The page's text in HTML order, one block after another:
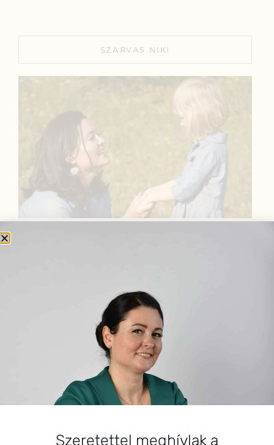
SZARVAS NIKI
Küldetésem a gyógynövények hatékony
alkalmazásának oktatása, a gyermekek, a nők és a
férfiak egészségének megőrzése és helyreállítása.
HÍRLEVÉL
E-mail cím*
Szeretettel meghívlak a